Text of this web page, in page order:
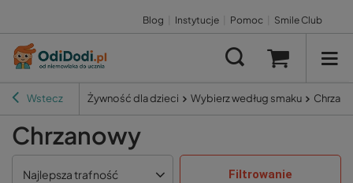
Blog Instytucje Pomoc Smile Club
Wstecz Żywność dla dzieci Wybierz według smaku
Chrzanowy
Najlepsza trafność Filtrowanie